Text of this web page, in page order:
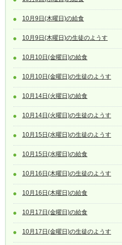
10月9日(木曜日)の給食
10月9日(木曜日)の生徒のようす
10月10日(金曜日)の給食
10月10日(金曜日)の生徒のようす
10月14日(火曜日)の給食
10月14日(火曜日)の生徒のようす
10月15日(水曜日)の生徒のようす
10月15日(水曜日)の給食
10月16日(木曜日)の生徒のようす
10月16日(木曜日)の給食
10月17日(金曜日)の給食
10月17日(金曜日)の生徒のようす